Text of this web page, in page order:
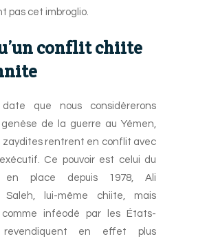
pas cet imbroglio.
conflit chiite
que nous considèrerons
de la guerre au Yémen,
zaydites rentrent en conflit avec
Ce pouvoir est celui du
en place depuis 1978, Ali
Saleh, lui-même chiite, mais
comme inféodé par les États-
en effet plus